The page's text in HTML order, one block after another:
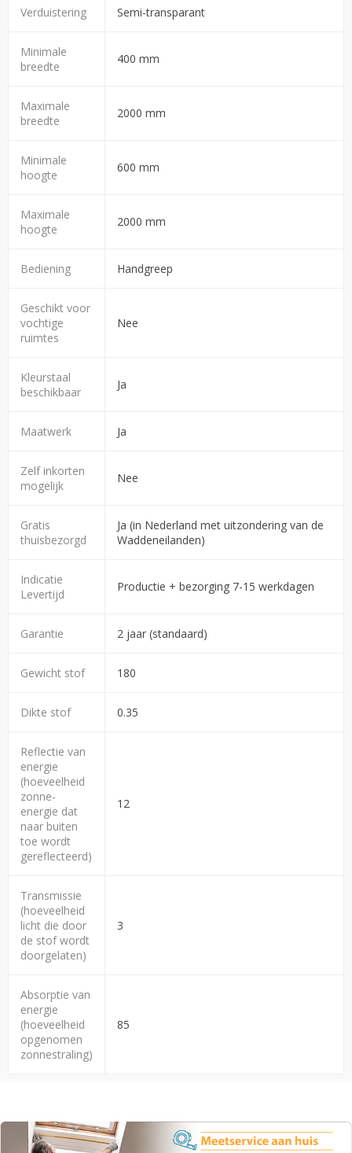
Verduistering Semi-transparant
Minimale
breedte
400 mm
Maximale
breedte
2000 mm
Minimale
hoogte
600 mm
Maximale
hoogte
2000 mm
Bediening Handgreep
Geschikt voor
vochtige
ruimtes
Nee
Kleurstaal
beschikbaar
Ja
Maatwerk Ja
Zelf inkorten
mogelijk
Nee
Gratis
thuisbezorgd
Ja (in Nederland met uitzondering van de
Waddeneilanden)
Indicatie
Levertijd
Productie + bezorging 7-15 werkdagen
Garantie 2 jaar (standaard)
Gewicht stof 180
Dikte stof 0.35
Reflectie van
energie
(hoeveelheid
zonne-
energie dat
naar buiten
toe wordt
gereflecteerd)
12
Transmissie
(hoeveelheid
licht die door
de stof wordt
doorgelaten)
3
Absorptie van
energie
(hoeveelheid
opgenomen
zonnestraling)
85